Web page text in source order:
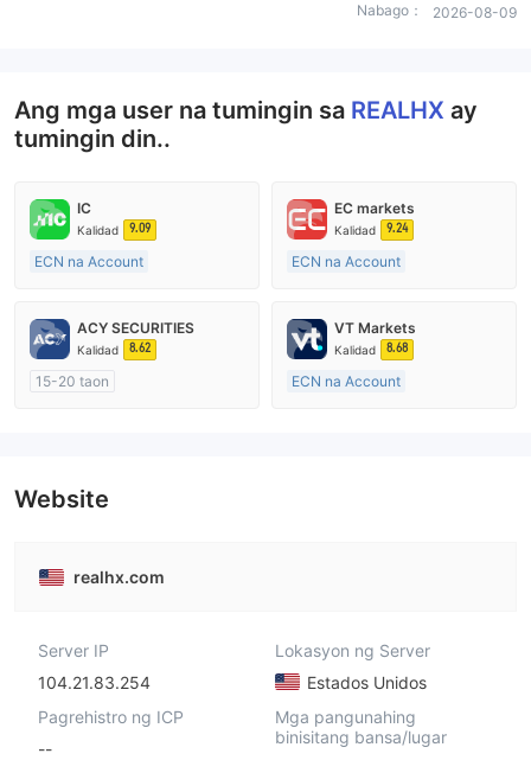
Nabago： 2026-08-09
Ang mga user na tumingin sa REALHX ay
tumingin din..
IC
Kalidad 9.09
ECN na Account
Kinokontrol sa Australia
Paggawa ng Market (MM)
EC markets
Kalidad 9.24
ECN na Account
Kinokontrol sa Australia
Paggawa ng Market (MM)
ACY SECURITIES
Kalidad 8.62
15-20 taon
VT Markets
Kalidad 8.68
ECN na Account
Website
realhx.com
Server IP
104.21.83.254
Lokasyon ng Server
Estados Unidos
Pagrehistro ng ICP
--
Mga pangunahing
binisitang bansa/lugar